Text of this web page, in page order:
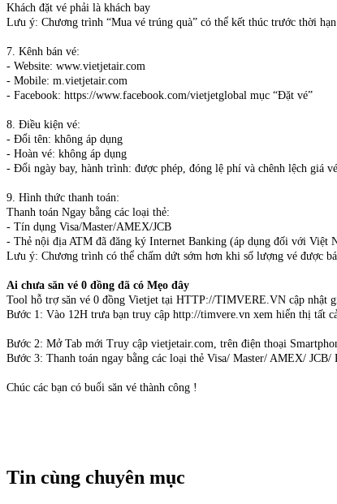
Khách đặt vé phải là khách bay
Lưu ý: Chương trình “Mua vé trúng quà” có thể kết thúc trước thời hạn
7. Kênh bán vé:
- Website: www.vietjetair.com
- Mobile: m.vietjetair.com
- Facebook: https://www.facebook.com/vietjetglobal mục “Đặt vé”
8. Điều kiện vé:
- Đổi tên: không áp dụng
- Hoàn vé: không áp dụng
- Đổi ngày bay, hành trình: được phép, đóng lệ phí và chênh lệch giá
9. Hình thức thanh toán:
Thanh toán Ngay bằng các loại thẻ:
- Tín dụng Visa/Master/AMEX/JCB
- Thẻ nội địa ATM đã đăng ký Internet Banking (áp dụng đối với Việt
Lưu ý: Chương trình có thể chấm dứt sớm hơn khi số lượng vé được
Ai chưa săn vé 0 đồng đã có Mẹo đây
Tool hỗ trợ săn vé 0 đồng Vietjet tại HTTP://TIMVERE.VN cập nhật
Bước 1: Vào 12H trưa bạn truy cập http://timvere.vn xem hiển thị tất
Bước 2: Mở Tab mới Truy cập vietjetair.com, trên điện thoại
Bước 3: Thanh toán ngay bằng các loại thẻ Visa/ Master/ AMEX/
Chúc các bạn có buổi săn vé thành công !
Tin cùng chuyên mục